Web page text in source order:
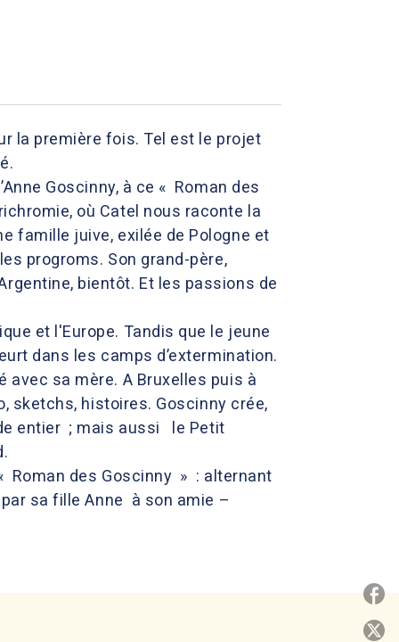
la première fois. Tel est le projet
Goscinny, à ce « Roman des
où Catel nous raconte la
famille juive, exilée de Pologne et
progroms. Son grand-père,
bientôt. Et les passions de
et l'Europe. Tandis que le jeune
dans les camps d’extermination.
avec sa mère. A Bruxelles puis à
sketchs, histoires. Goscinny crée,
entier ; mais aussi le Petit
Roman des Goscinny » : alternant
sa fille Anne à son amie –